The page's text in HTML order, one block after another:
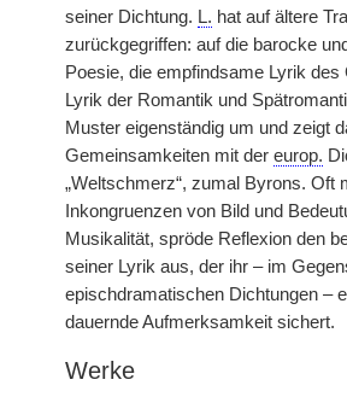
seiner Dichtung. L. hat auf ältere
zurückgegriffen: auf die barocke
Poesie, die empfindsame Lyrik des
Lyrik der Romantik und
Muster eigenständig um und zeigt
Gemeinsamkeiten mit der europ.
„Weltschmerz“, zumal Byrons. Oft
Inkongruenzen von Bild und
Musikalität, spröde Reflexion den
seiner Lyrik aus, der ihr – im
epischdramatischen Dichtungen –
dauernde Aufmerksamkeit sichert.
Werke